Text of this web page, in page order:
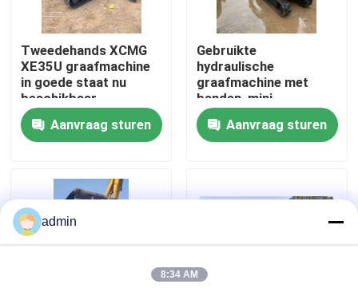
Fabriekstocht
Kwaliteitscontrole
Neem contact met ons op
Vraag een offerte
Wegenbouwmachines
Gebruikte bouwmachines
Tweedehands XCMG
XE35U graafmachine
in goede staat nu
beschikbaar
Aanvraag sturen
Gebruikte
hydraulische
graafmachine met
banden, mini-
graafmachine
CAT301.5
Exportverkoop
Aanvraag sturen
admin
8:34 AM